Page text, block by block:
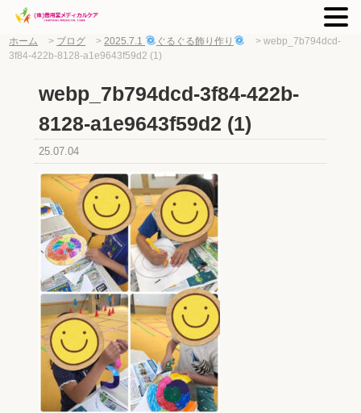
ホーム > ブログ >2025.7.1 ぐるぐる飾り作り > webp_7b794dcd-
3f84-422b-8128-a1e9643f59d2 (1)
webp_7b794dcd-3f84-422b-
8128-a1e9643f59d2 (1)
25.07.04